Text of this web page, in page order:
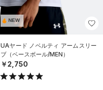
NEW
UAヤード ノベルティ アームスリー
ブ（ベースボール/MEN）
￥2,750